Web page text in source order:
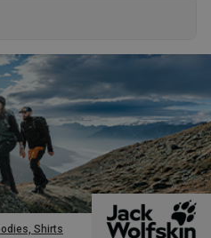
Shirts